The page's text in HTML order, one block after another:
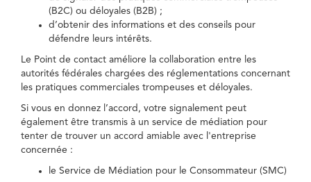
(B2C) ou déloyales (B2B) ;
d’obtenir des informations et des conseils pour
défendre leurs intérêts.
Le Point de contact améliore la collaboration entre les
autorités fédérales chargées des réglementations concernant
les pratiques commerciales trompeuses et déloyales.
Si vous en donnez l’accord, votre signalement peut
également être transmis à un service de médiation pour
tenter de trouver un accord amiable avec l'entreprise
concernée :
le Service de Médiation pour le Consommateur (SMC)